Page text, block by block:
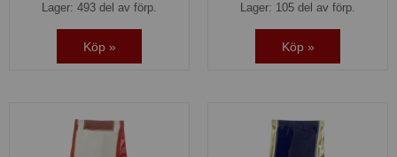
Lager: 493 del av förp.
Köp »
Lager: 105 del av förp.
Köp »